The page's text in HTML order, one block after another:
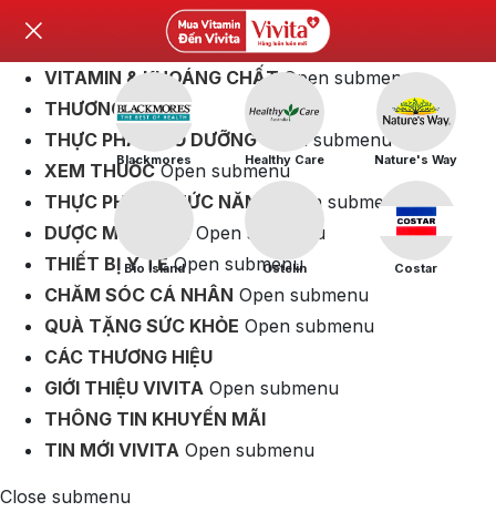
VITAMIN & KHOÁNG CHẤTOpen submenu
THƯƠNG HIỆU
THỰC PHẨM BỔ DƯỠNG
Open submenu
XEM THUỐC Open submenu
THỰC PHẨM CHỨC NĂNG
Open submenu
DƯỢC MỸ PHẨM Open submenu
THIẾT BỊ Y TẾ Open submenu
CHĂM SÓC CÁ NHÂN Open submenu
QUÀ TẶNG SỨC KHỎE Open submenu
CÁC THƯƠNG HIỆU
GIỚI THIỆU VIVITA Open submenu
THÔNG TIN KHUYẾN MÃI
TIN MỚI VIVITA Open submenu
Close submenu
Blackmores Healthy Care Nature's Way
Bio Island Ostelin Costar